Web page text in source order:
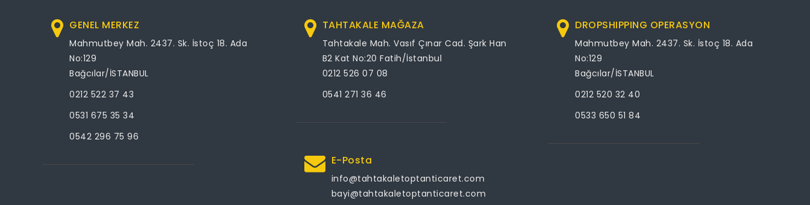
GENEL MERKEZ
Mahmutbey Mah. 2437. Sk. İstoç 18. Ada
No:129
Bağcılar/İSTANBUL
0212 522 37 43
0531 675 35 34
0542 296 75 96
TAHTAKALE MAĞAZA
Tahtakale Mah. Vasıf Çınar Cad. Şark Han
B2 Kat No:20 Fatih/İstanbul
0212 526 07 08
0541 271 36 46
DROPSHIPPING OPERASYON
Mahmutbey Mah. 2437. Sk. İstoç 18. Ada
No:129
Bağcılar/İSTANBUL
0212 520 32 40
0533 650 51 84
E-Posta
info@tahtakaletoptanticaret.com
bayi@tahtakaletoptanticaret.com